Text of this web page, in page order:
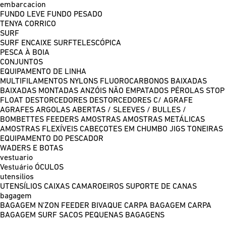
embarcacion
FUNDO LEVE FUNDO PESADO
TENYA CORRICO
SURF
SURF ENCAIXE SURFTELESCÓPICA
PESCA À BOIA
CONJUNTOS
EQUIPAMENTO DE LINHA
MULTIFILAMENTOS NYLONS FLUOROCARBONOS BAIXADAS
BAIXADAS MONTADAS ANZÓIS NÃO EMPATADOS PÉROLAS STOP
FLOAT DESTORCEDORES DESTORCEDORES C/ AGRAFE
AGRAFES ARGOLAS ABERTAS / SLEEVES / BULLES /
BOMBETTES FEEDERS AMOSTRAS AMOSTRAS METÁLICAS
AMOSTRAS FLEXÍVEIS CABEÇOTES EM CHUMBO JIGS TONEIRAS
EQUIPAMENTO DO PESCADOR
WADERS E BOTAS
vestuario
Vestuário ÓCULOS
utensilios
UTENSÍLIOS CAIXAS CAMAROEIROS SUPORTE DE CANAS
bagagem
BAGAGEM N'ZON FEEDER BIVAQUE CARPA BAGAGEM CARPA
BAGAGEM SURF SACOS PEQUENAS BAGAGENS